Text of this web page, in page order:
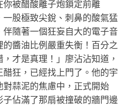
你被醋酸離子炮鎖定前離
股極致尖銳、刺鼻的酸氣猛
隨著一個狂妄自大的電子音
醬油比例嚴重失衡！百分之
才是真理！」廖沾沾知道，
狂，已經找上門了。他的宇
對蒜泥的焦慮中，正式開始
佔滿了那扇被撞破的牆門邊